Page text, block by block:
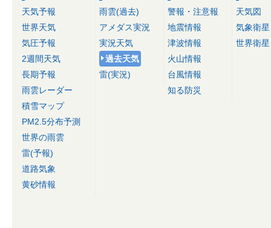
天気予報
世界天気
気圧予報
2週間天気
長期予報
雨雲レーダー
積雪マップ
PM2.5分布予測
世界の雨雲
雷(予報)
道路気象
黄砂情報
雨雲(過去)
アメダス実況
実況天気
過去天気
雷(実況)
警報・注意報
地震情報
津波情報
火山情報
台風情報
知る防災
天気図
気象衛星
世界衛星